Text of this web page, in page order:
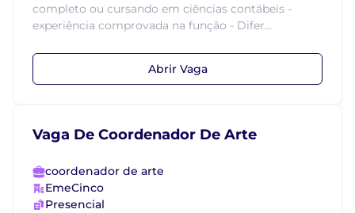
completo ou cursando em ciências contábeis -
experiência comprovada na função - Difer...
Abrir Vaga
Vaga De Coordenador De Arte
coordenador de arte
EmeCinco
Presencial